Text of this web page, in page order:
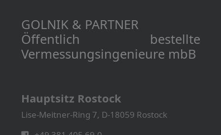
GOLNIK & PARTNER
Öffentlich bestellte
Vermessungs­­ingenieure mbB
Hauptsitz Rostock
Lise-Meitner-Ring 7, D-18059 Rostock